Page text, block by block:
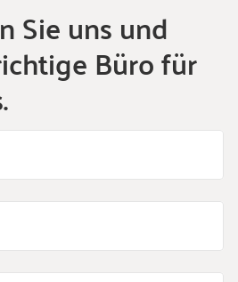
Sie uns und
Büro für